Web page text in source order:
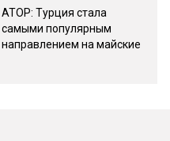
АТОР: Турция стала
самыми популярным
направлением на майские